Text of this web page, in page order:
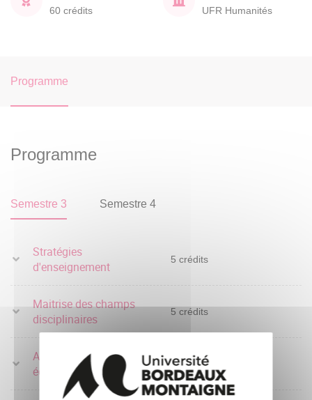
60 crédits
UFR Humanités
Programme
Programme
Semestre 3 Semestre 4
Stratégies
d'enseignement
5 crédits
Maitrise des champs
disciplinaires
5 crédits
Acteur de la communauté
éducative
4 crédits